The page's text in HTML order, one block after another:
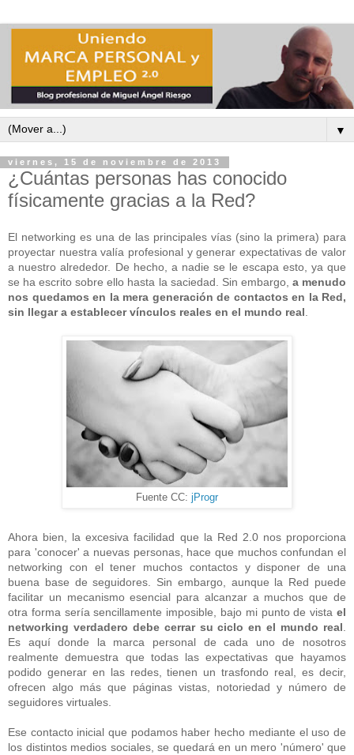
▼
viernes, 15 de noviembre de 2013
¿Cuántas personas has conocido
físicamente gracias a la Red?
El networking es una de las principales vías (sino la primera) para
proyectar nuestra valía profesional y generar expectativas de valor
a nuestro alrededor. De hecho, a nadie se le escapa esto, ya que
se ha escrito sobre ello hasta la saciedad. Sin embargo, a menudo
nos quedamos en la mera generación de contactos en la Red,
sin llegar a establecer vínculos reales en el mundo real.
Fuente CC: jProgr
Ahora bien, la excesiva facilidad que la Red 2.0 nos proporciona
para 'conocer' a nuevas personas, hace que muchos confundan el
networking con el tener muchos contactos y disponer de una
buena base de seguidores. Sin embargo, aunque la Red puede
facilitar un mecanismo esencial para alcanzar a muchos que de
otra forma sería sencillamente imposible, bajo mi punto de vista el
networking verdadero debe cerrar su ciclo en el mundo real
Es aquí donde la marca personal de cada uno de nosotros
realmente demuestra que todas las expectativas que hayamos
podido generar en las redes, tienen un trasfondo real, es decir,
ofrecen algo más que páginas vistas, notoriedad y número de
seguidores virtuales.
Ese contacto inicial que podamos haber hecho mediante el uso de
los distintos medios sociales, se quedará en un mero 'número' que